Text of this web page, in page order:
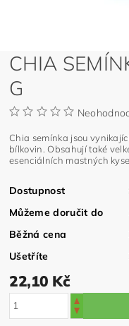
CHIA
G
Chia semínka jsou
bílkovin. Obsahují také
esenciálních mastných
Dostupnost
Můžeme doručit do
Běžná cena
Ušetříte
22,10 Kč